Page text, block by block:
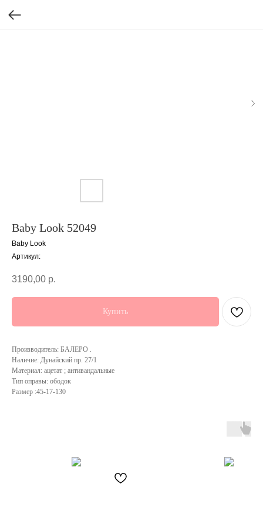
Baby Look 52049
Baby Look
Артикул:
3190,00 р.
Купить
Производитель: БАЛЕРО .
Наличие: Дунайский пр. 27/1
Материал: ацетат ; антивандальные
Тип оправы: ободок
Размер :45-17-130